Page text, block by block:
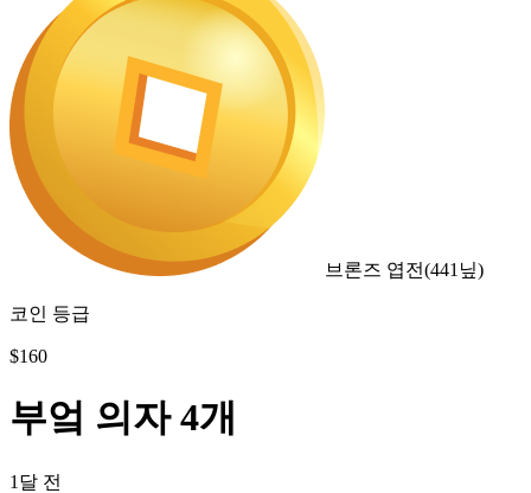
브론즈 엽전(441 닢)
코인 등급
$160
부엌 의자 4개
1달 전